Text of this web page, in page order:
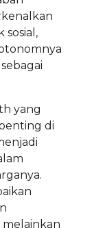
sosial,
yang
di
melainkan